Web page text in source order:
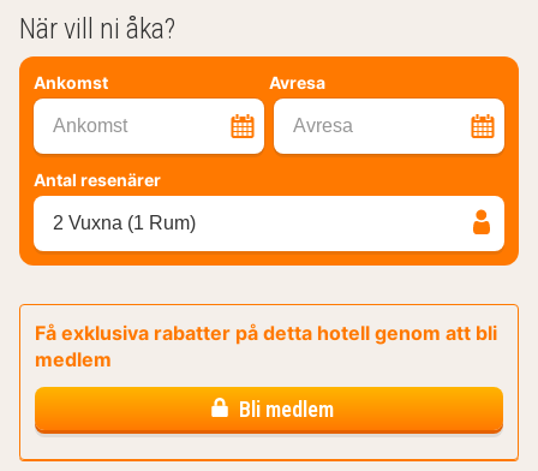
När vill ni åka?
Ankomst Avresa
Ankomst Avresa
Antal resenärer
2 Vuxna (1 Rum)
Få exklusiva rabatter på detta hotell genom att bli
medlem
Bli medlem